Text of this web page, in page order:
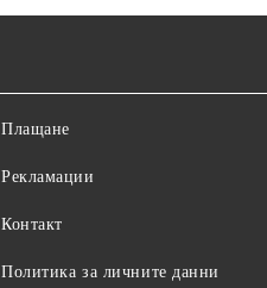
Плащане
Рекламации
Контакт
Политика за личните данни